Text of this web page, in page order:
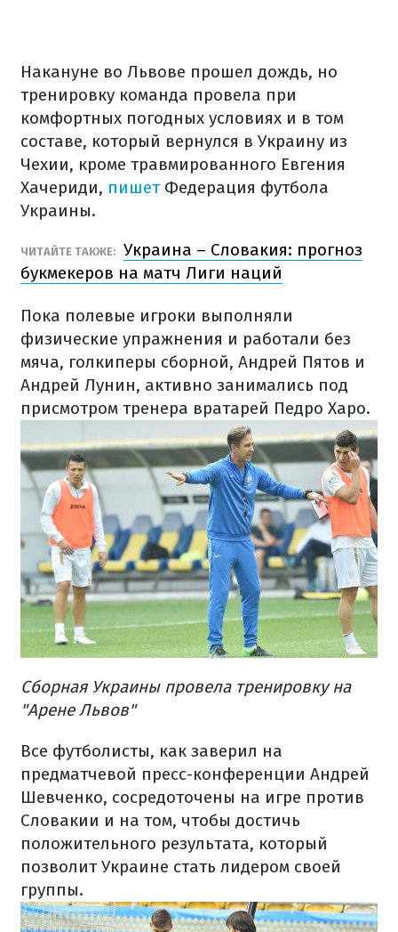
Накануне во Львове прошел дождь, но
тренировку команда провела при
комфортных погодных условиях и в том
составе, который вернулся в Украину из
Чехии, кроме травмированного Евгения
Хачериди, пишетФедерация футбола
Украины.
ЧИТАЙТЕ ТАКЖЕ: Украина – Словакия: прогноз
букмекеров на матч Лиги наций
Пока полевые игроки выполняли
физические упражнения и работали без
мяча, голкиперы сборной, Андрей Пятов и
Андрей Лунин, активно занимались под
присмотром тренера вратарей Педро Харо.
Сборная Украины провела тренировку на
"Арене Львов"
Все футболисты, как заверил на
предматчевой пресс-конференции Андрей
Шевченко, сосредоточены на игре против
Словакии и на том, чтобы достичь
положительного результата, который
позволит Украине стать лидером своей
группы.